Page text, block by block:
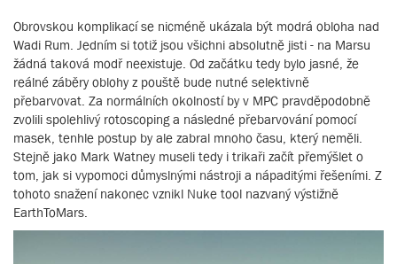
Obrovskou komplikací se nicméně ukázala být modrá obloha nad
Wadi Rum. Jedním si totiž jsou všichni absolutně jisti - na Marsu
žádná taková modř neexistuje. Od začátku tedy bylo jasné, že
reálné záběry oblohy z pouště bude nutné selektivně
přebarvovat. Za normálních okolností by v MPC pravděpodobně
zvolili spolehlivý rotoscoping a následné přebarvování pomocí
masek, tenhle postup by ale zabral mnoho času, který neměli.
Stejně jako Mark Watney museli tedy i trikaři začít přemýšlet o
tom, jak si vypomoci důmyslnými nástroji a nápaditými řešeními. Z
tohoto snažení nakonec vznikl Nuke tool nazvaný výstižně
EarthToMars.